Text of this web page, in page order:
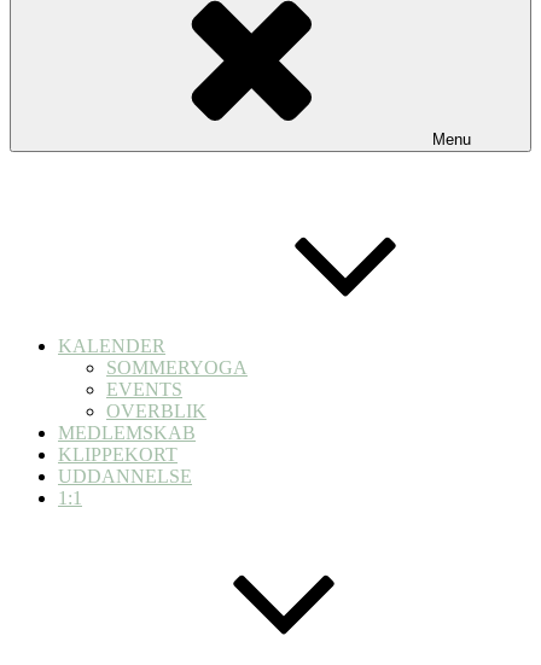
Menu
KALENDER
SOMMERYOGA
EVENTS
OVERBLIK
MEDLEMSKAB
KLIPPEKORT
UDDANNELSE
1:1